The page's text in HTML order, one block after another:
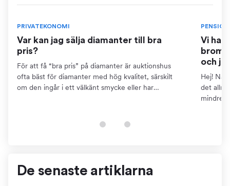
PRIVATEKONOMI
Var kan jag sälja diamanter till bra
pris?
För att få “bra pris” på diamanter är auktionshus
ofta bäst för diamanter med hög kvalitet, särskilt
om den ingår i ett välkänt smycke eller har
PENSION
Vi har
och
Hej! När
det
mindre
De senaste artiklarna